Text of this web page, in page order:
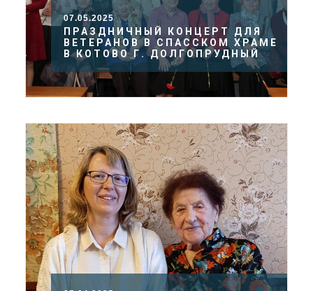
07.05.2025
ПРАЗДНИЧНЫЙ КОНЦЕРТ ДЛЯ
ВЕТЕРАНОВ В СПАССКОМ ХРАМЕ
В КОТОВО Г. ДОЛГОПРУДНЫЙ